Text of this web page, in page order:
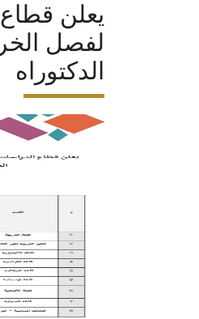
يعلن قطاع
الدكتوراه